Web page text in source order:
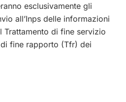
esclusivamente gli
all’Inps delle informazioni
Trattamento di fine servizio
fine rapporto (Tfr) dei